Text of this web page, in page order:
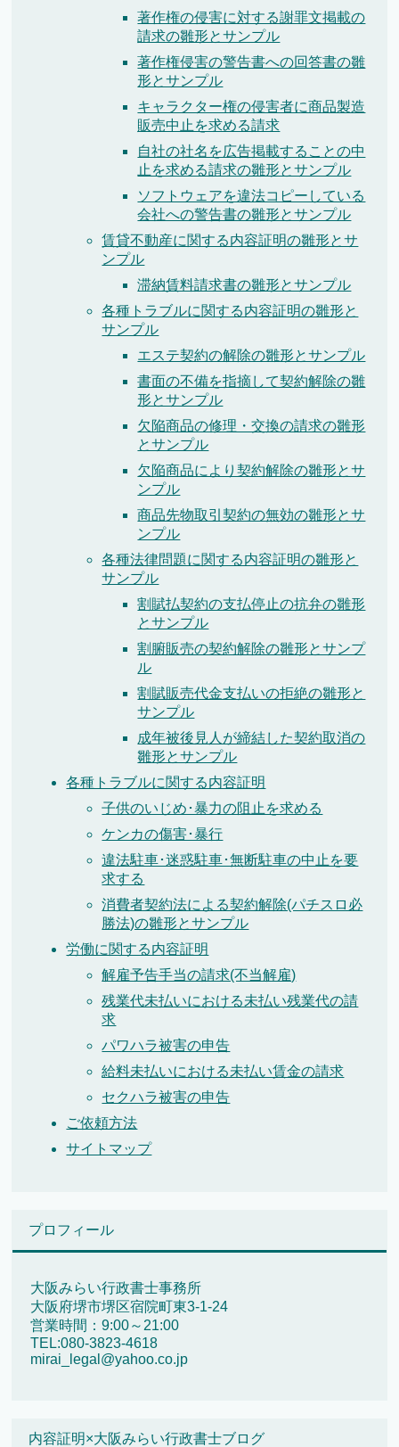
著作権の侵害に対する謝罪文掲載の
請求の雛形とサンプル
著作権侵害の警告書への回答書の雛
形とサンプル
キャラクター権の侵害者に商品製造
販売中止を求める請求
自社の社名を広告掲載することの中
止を求める請求の雛形とサンプル
ソフトウェアを違法コピーしている
会社への警告書の雛形とサンプル
賃貸不動産に関する内容証明の雛形とサ
ンプル
滞納賃料請求書の雛形とサンプル
各種トラブルに関する内容証明の雛形と
サンプル
エステ契約の解除の雛形とサンプル
書面の不備を指摘して契約解除の雛
形とサンプル
欠陥商品の修理・交換の請求の雛形
とサンプル
欠陥商品により契約解除の雛形とサ
ンプル
商品先物取引契約の無効の雛形とサ
ンプル
各種法律問題に関する内容証明の雛形と
サンプル
割賦払契約の支払停止の抗弁の雛形
とサンプル
割腑販売の契約解除の雛形とサンプ
ル
割賦販売代金支払いの拒絶の雛形と
サンプル
成年被後見人が締結した契約取消の
雛形とサンプル
各種トラブルに関する内容証明
子供のいじめ･暴力の阻止を求める
ケンカの傷害･暴行
違法駐車･迷惑駐車･無断駐車の中止を要
求する
消費者契約法による契約解除(パチスロ必
勝法)の雛形とサンプル
労働に関する内容証明
解雇予告手当の請求(不当解雇)
残業代未払いにおける未払い残業代の請
求
パワハラ被害の申告
給料未払いにおける未払い賃金の請求
セクハラ被害の申告
ご依頼方法
サイトマップ
プロフィール
大阪みらい行政書士事務所
大阪府堺市堺区宿院町東3-1-24
営業時間：9:00～21:00
TEL:080-3823-4618
mirai_legal@yahoo.co.jp
内容証明×大阪みらい行政書士ブログ